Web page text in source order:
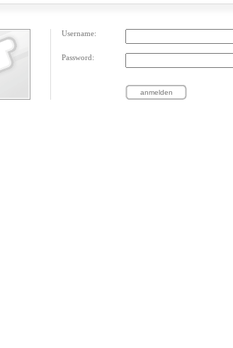
Username:
Password: